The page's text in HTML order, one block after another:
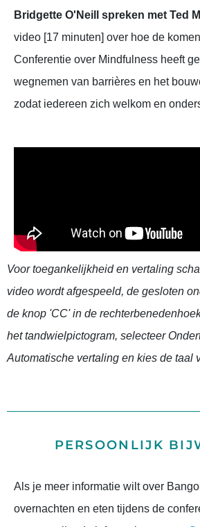
Bridgette O'Neill spreken met Ted
video [17 minuten] over hoe de
Conferentie over Mindfulness heeft
wegnemen van barrières en het
zodat iedereen zich welkom en
Voor toegankelijkheid en vertaling
video wordt afgespeeld, de gesloten
de knop 'CC' in de
het tandwielpictogram, selecteer
Automatische vertaling en kies de taal
PERSOONLIJK
Als je meer informatie wilt over
overnachten en eten tijdens de